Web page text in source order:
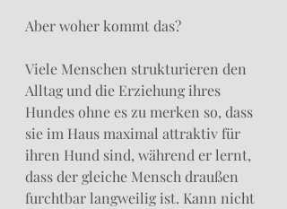
Aber woher kommt das?
Viele Menschen strukturieren den
Alltag und die Erziehung ihres
Hundes ohne es zu merken so, dass
sie im Haus maximal attraktiv für
ihren Hund sind, während er lernt,
dass der gleiche Mensch draußen
furchtbar langweilig ist. Kann nicht